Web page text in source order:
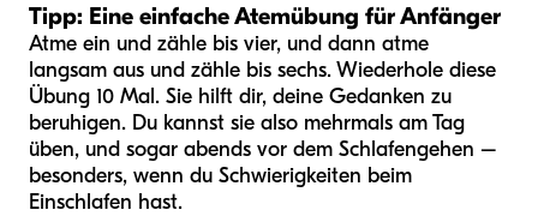
Tipp: Eine einfache Atemübung für Anfänger
Atme ein und zähle bis vier, und dann atme
langsam aus und zähle bis sechs. Wiederhole diese
Übung 10 Mal. Sie hilft dir, deine Gedanken zu
beruhigen. Du kannst sie also mehrmals am Tag
üben, und sogar abends vor dem Schlafengehen –
besonders, wenn du Schwierigkeiten beim
Einschlafen hast.